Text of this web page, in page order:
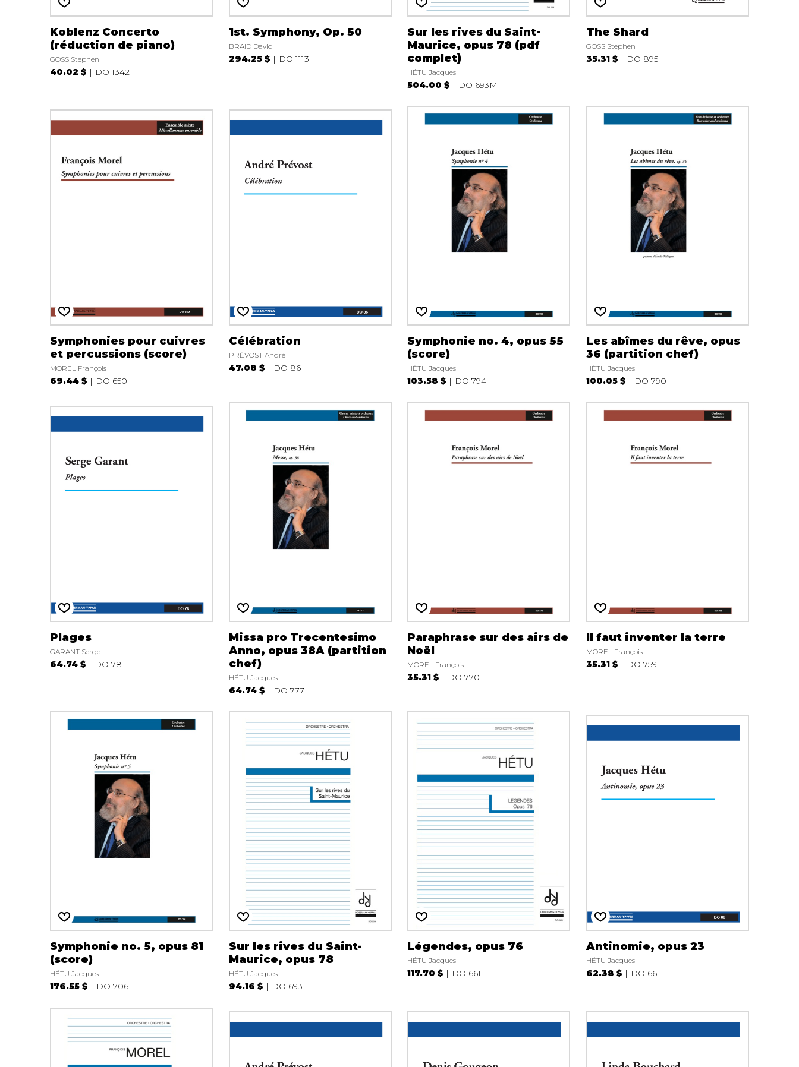
Koblenz Concerto
(réduction de piano)
GOSS Stephen
40.02 $ DO 1342
1st. Symphony, Op. 50
BRAID David
294.25 $ DO 1113
Sur les rives du Saint-
Maurice, opus 78 (pdf
complet)
HÉTU Jacques
504.00 $ DO 693M
The Shard
GOSS Stephen
35.31 $ DO 895
Symphonies pour cuivres
et percussions (score)
MOREL François
69.44 $ DO 650
Célébration
PRÉVOST André
47.08 $ DO 86
Symphonie no. 4, opus 55
(score)
HÉTU Jacques
103.58 $ DO 794
Les abîmes du rêve, opus
36 (partition chef)
HÉTU Jacques
100.05 $ DO 790
Plages
GARANT Serge
64.74 $ DO 78
Missa pro Trecentesimo
Anno, opus 38A (partition
chef)
HÉTU Jacques
64.74 $ DO 777
Paraphrase sur des airs de
Noël
MOREL François
35.31 $ DO 770
Il faut inventer la terre
MOREL François
35.31 $ DO 759
Symphonie no. 5, opus 81
(score)
HÉTU Jacques
176.55 $ DO 706
Sur les rives du Saint-
Maurice, opus 78
HÉTU Jacques
94.16 $ DO 693
Légendes, opus 76
HÉTU Jacques
117.70 $ DO 661
Antinomie, opus 23
HÉTU Jacques
62.38 $ DO 66